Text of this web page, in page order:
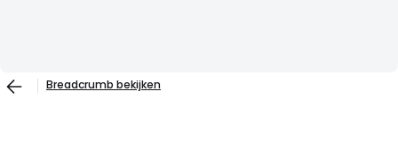
Breadcrumb bekijken